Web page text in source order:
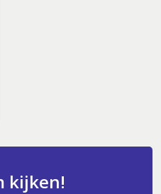
kijken!